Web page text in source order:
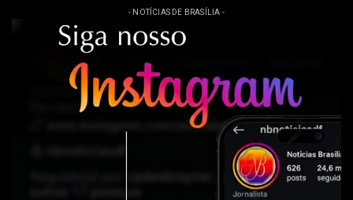
- NOTÍCIAS DE BRASÍLIA -